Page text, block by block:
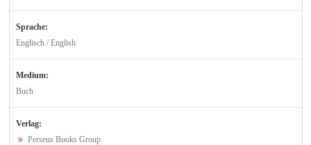
Sprache:
Englisch / English
Medium:
Buch
Verlag:
Perseus Books Group